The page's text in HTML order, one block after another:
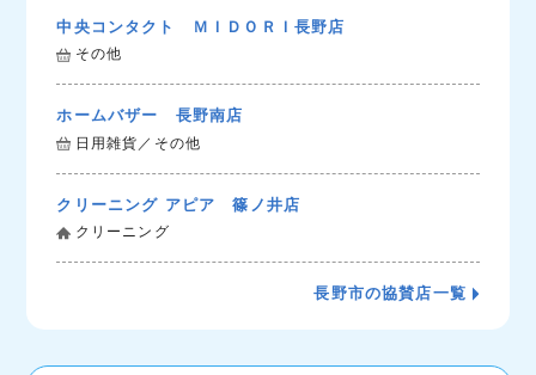
中央コンタクト ＭＩＤＯＲＩ長野店
その他
ホームバザー 長野南店
日用雑貨／その他
クリーニング アピア 篠ノ井店
クリーニング
長野市の協賛店一覧